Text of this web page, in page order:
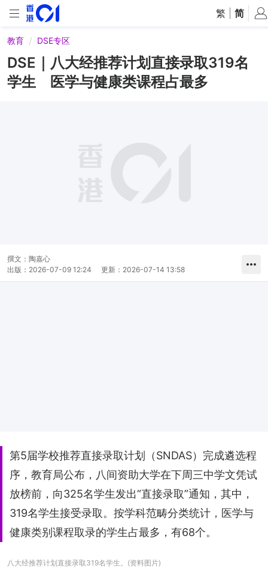
繁 简
教育 DSE专区
DSE｜八大经推荐计划直接录取319名
学生 医学与健康类课程占最多
撰文： 陶嘉心
出版： 2026-07-09 12:24 更新： 2026-07-14 13:58
第5届学校推荐直接录取计划（SNDAS）完成遴选程
序，教育局公布，八间资助大学在下周三中学文凭试
放榜前，向325名学生发出“直接录取”通知，其中，
319名学生接受录取。按学科范畴分类统计，医学与
健康类别课程取录的学生占最多，有68个。
八大经推荐计划直接录取319名学生。(资料图片)